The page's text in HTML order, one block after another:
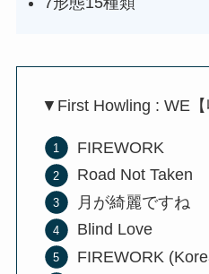
▼First Howling : WE【
FIREWORK
Road Not Taken
月が綺麗ですね
Blind Love
FIREWORK